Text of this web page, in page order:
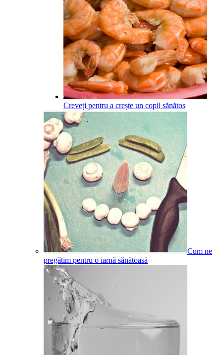
Creveți pentru a crește un copil sănătos
Cum ne
pregătim pentru o iarnă sănătoasă